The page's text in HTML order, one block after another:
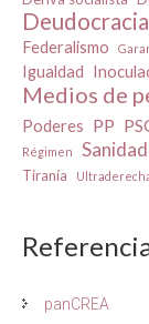
Deudocracia
Federalismo
Igualdad
Medios de
Poderes PP
Régimen Sanidad
Tiranía
panCREA